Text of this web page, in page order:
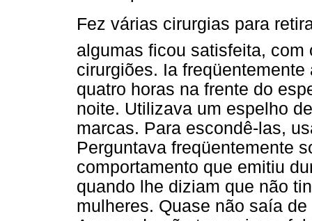
Fez várias cirurgias para
algumas ficou satisfeita,
cirurgiões. Ia
quatro horas na frente do
noite. Utilizava um espelho
marcas. Para escondê-las,
Perguntava freqüentemente
comportamento que emitiu
quando lhe diziam que não
mulheres. Quase não saía